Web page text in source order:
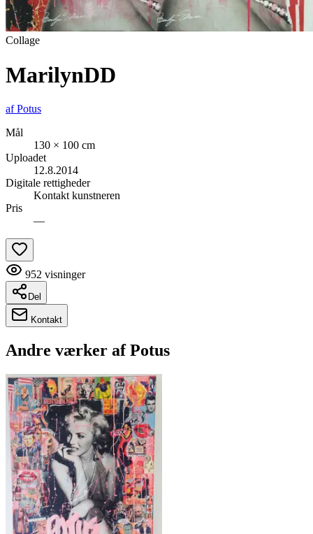
Collage
MarilynDD
afPotus
Mål
130 × 100 cm
Uploadet
12.8.2014
Digitale rettigheder
Kontakt kunstneren
Pris
—
952 visninger
Del
Kontakt
Andre værker afPotus